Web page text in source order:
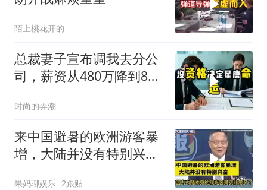
陌上桃花开的
总裁妻子宣布调我去分公
司，薪资从480万降到8
时尚的弄潮
来中国避暑的欧洲游客暴
增，大陆并没有特别兴
果妈聊娱乐 2跟贴